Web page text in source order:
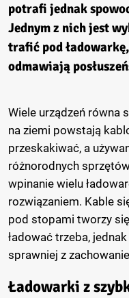
potrafi jednak
Jednym z nich jest
trafić pod
odmawiają
Wiele urządzeń równa
na ziemi powstają
przeskakiwać, a
różnorodnych
wpinanie wielu
rozwiązaniem. Kable
pod stopami tworzy
ładować trzeba,
sprawniej z
Ładowarki z